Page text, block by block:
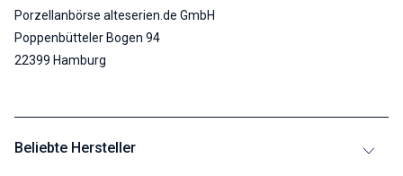
Porzellanbörse alteserien.de GmbH
Poppenbütteler Bogen 94
22399 Hamburg
Beliebte Hersteller